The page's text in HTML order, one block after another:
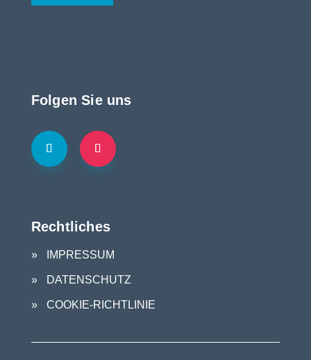
Folgen Sie uns
Rechtliches
IMPRESSUM
DATENSCHUTZ
COOKIE-RICHTLINIE